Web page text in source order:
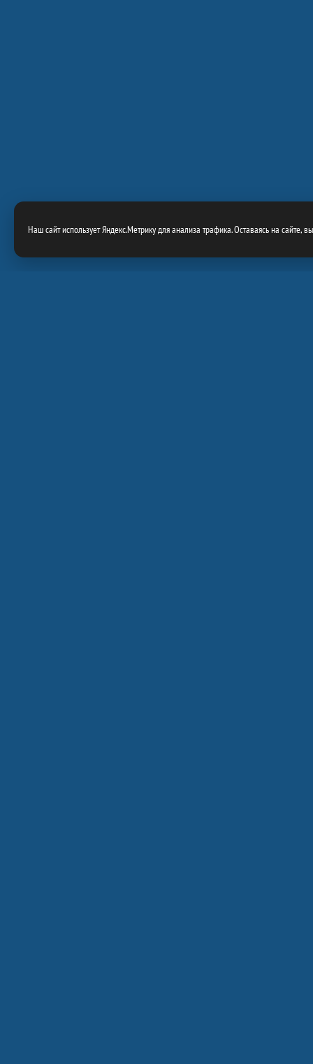
Наш сайт использует Яндекс.Метрику для анализа трафика. Оставаясь на сайте,